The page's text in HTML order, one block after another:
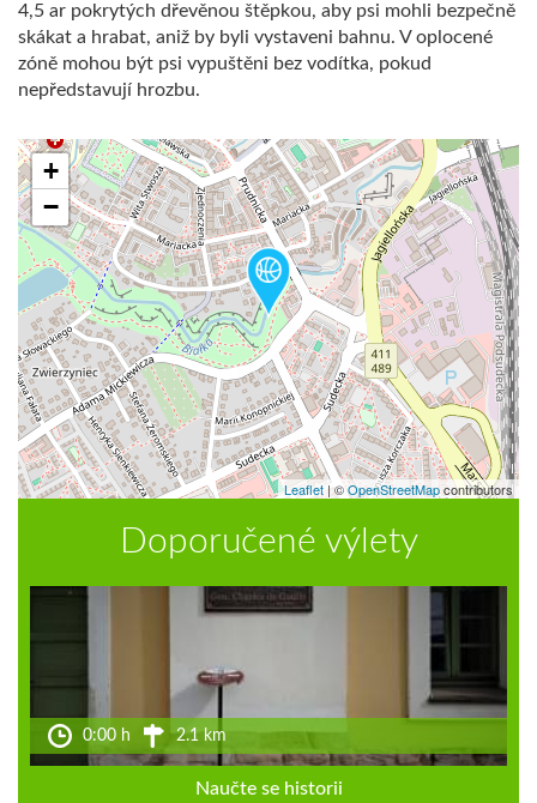
4,5 ar pokrytých dřevěnou štěpkou, aby psi mohli bezpečně
skákat a hrabat, aniž by byli vystaveni bahnu. V oplocené
zóně mohou být psi vypuštěni bez vodítka, pokud
nepředstavují hrozbu.
+
−
Leaflet |©OpenStreetMapcontributors
Doporučené výlety
0:00 h 2.1 km
Naučte se historii